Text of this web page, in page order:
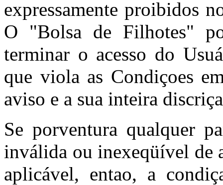
expressamente proibidos
O "Bolsa de Filhotes"
terminar o acesso do
que viola as Condiçoes
aviso e a sua inteira
Se porventura qualquer
inválida ou inexeqüível de
aplicável, entao, a